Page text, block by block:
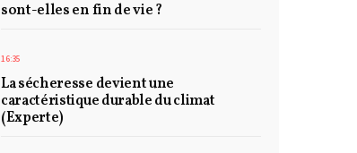
sont-elles en fin de vie ?
16:35
La sécheresse devient une
caractéristique durable du climat
(Experte)